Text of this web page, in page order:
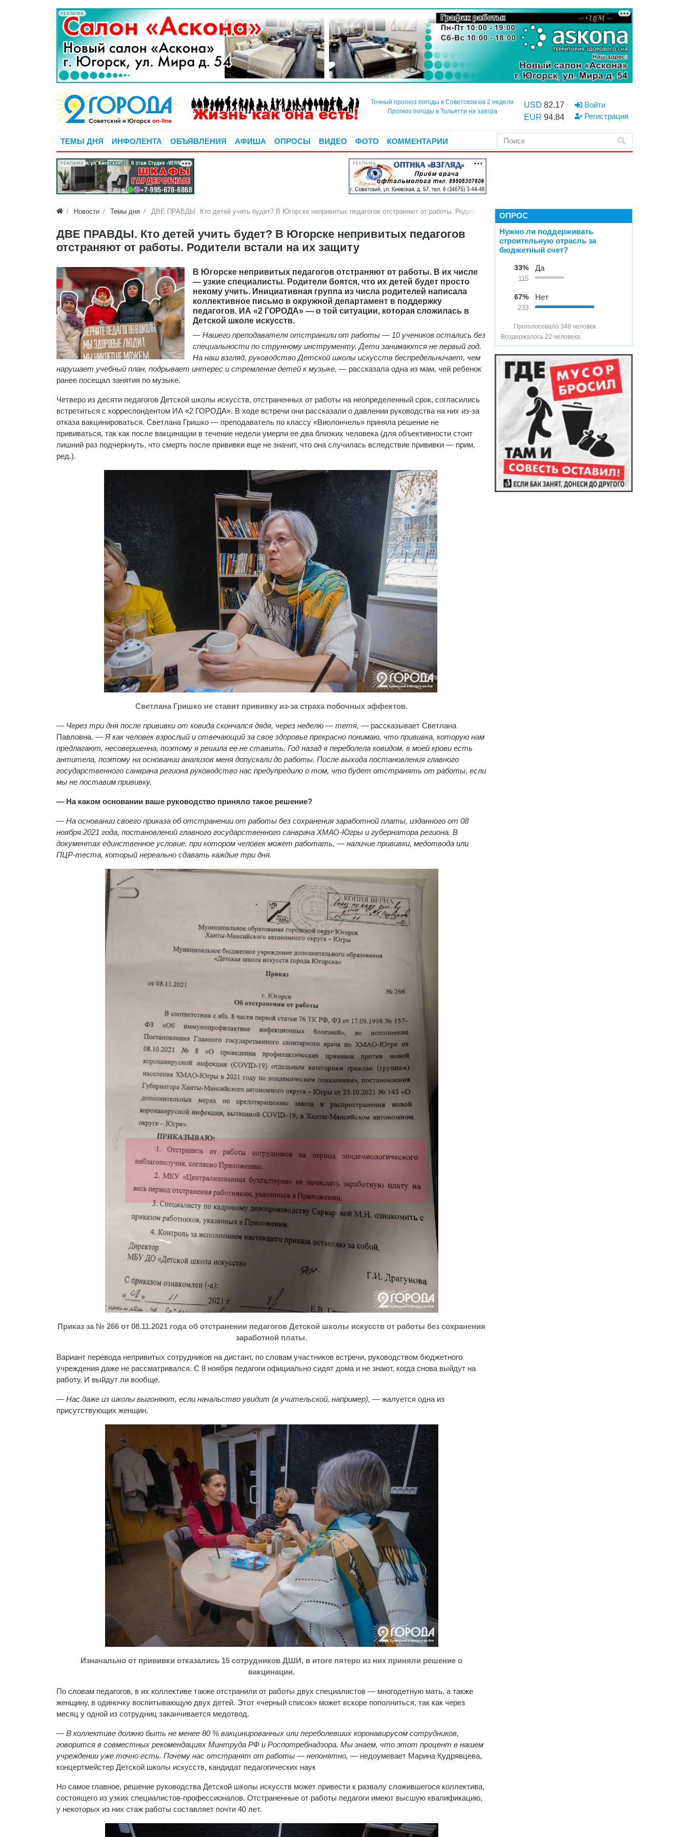
РЕКЛАМА
Точный прогноз погоды в Советском на 2 недели
Прогноз погоды в Тольятти на завтра
USD 82.17
EUR 94.84
Войти
Регистрация
ТЕМЫ ДНЯ ИНФОЛЕНТА ОБЪЯВЛЕНИЯ АФИША ОПРОСЫ ВИДЕО ФОТО КОММЕНТАРИИ
РЕКЛАМА РЕКЛАМА
Новости Темы дня ДВЕ ПРАВДЫ. Кто детей учить будет? В Югорске непривитых педагогов отстраняют от работы. Родители встали на их защиту
ДВЕ ПРАВДЫ. Кто детей учить будет? В Югорске непривитых педагогов
отстраняют от работы. Родители встали на их защиту
В Югорске непривитых педагогов отстраняют от работы. В их числе
— узкие специалисты. Родители боятся, что их детей будет просто
некому учить. Инициативная группа из числа родителей написала
коллективное письмо в окружной департамент в поддержку
педагогов. ИА «2 ГОРОДА» — о той ситуации, которая сложилась в
Детской школе искусств.
— Нашего преподавателя отстранили от работы — 10 учеников остались без
специальности по струнному инструменту. Дети занимаются не первый год.
На наш взгляд, руководство Детской школы искусств беспредельничает, чем
нарушает учебный план, подрывает интерес и стремление детей к музыке, — рассказала одна из мам, чей ребенок
ранее посещал занятия по музыке.
Четверо из десяти педагогов Детской школы искусств, отстраненных от работы на неопределенный срок, согласились
встретиться с корреспондентом ИА «2 ГОРОДА». В ходе встречи они рассказали о давлении руководства на них из-за
отказа вакцинироваться. Светлана Гришко — преподаватель по классу «Виолончель» приняла решение не
прививаться, так как после вакцинации в течение недели умерли ее два близких человека (для объективности стоит
лишний раз подчеркнуть, что смерть после прививки еще не значит, что она случилась вследствие прививки — прим.
ред.).
Светлана Гришко не ставит прививку из-за страха побочных эффектов.
— Через три дня после прививки от ковида скончался дядя, через неделю — тетя, — рассказывает Светлана
Павловна. — Я как человек взрослый и отвечающий за свое здоровье прекрасно понимаю, что прививка, которую нам
предлагают, несовершенна, поэтому я решила ее не ставить. Год назад я переболела ковидом, в моей крови есть
антитела, поэтому на основании анализов меня допускали до работы. После выхода постановления главного
государственного санврача региона руководство нас предупредило о том, что будет отстранять от работы, если
мы не поставим прививку.
— На каком основании ваше руководство приняло такое решение?
— На основании своего приказа об отстранении от работы без сохранения заработной платы, изданного от 08
ноября 2021 года, постановлений главного государственного санврача ХМАО-Югры и губернатора региона. В
документах единственное условие, при котором человек может работать, — наличие прививки, медотвода или
ПЦР-теста, который нереально сдавать каждые три дня.
Приказ за № 266 от 08.11.2021 года об отстранении педагогов Детской школы искусств от работы без сохранения
заработной платы.
Вариант перевода непривитых сотрудников на дистант, по словам участников встречи, руководством бюджетного
учреждения даже не рассматривался. С 8 ноября педагоги официально сидят дома и не знают, когда снова выйдут на
работу. И выйдут ли вообще.
— Нас даже из школы выгоняют, если начальство увидит (в учительской, например), — жалуется одна из
присутствующих женщин.
Изначально от прививки отказались 15 сотрудников ДШИ, в итоге пятеро из них приняли решение о
вакцинации.
По словам педагогов, в их коллективе также отстранили от работы двух специалистов — многодетную мать, а также
женщину, в одиночку воспитывающую двух детей. Этот «черный список» может вскоре пополниться, так как через
месяц у одной из сотрудниц заканчивается медотвод.
— В коллективе должно быть не менее 80 % вакцинированных или переболевших коронавирусом сотрудников,
говорится в совместных рекомендациях Минтруда РФ и Роспотребнадзора. Мы знаем, что этот процент в нашем
учреждении уже точно есть. Почему нас отстранят от работы — непонятно, — недоумевает Марина Кудрявцева,
концертмейстер Детской школы искусств, кандидат педагогических наук
Но самое главное, решение руководства Детской школы искусств может привести к развалу сложившегося коллектива,
состоящего из узких специалистов-профессионалов. Отстраненные от работы педагоги имеют высшую квалификацию,
у некоторых из них стаж работы составляет почти 40 лет.
ОПРОС
Нужно ли поддерживать
строительную отрасль за
бюджетный счет?
33%
115
Да
67%
233
Нет
Проголосовало 348 человек
Воздержалось 22 человека